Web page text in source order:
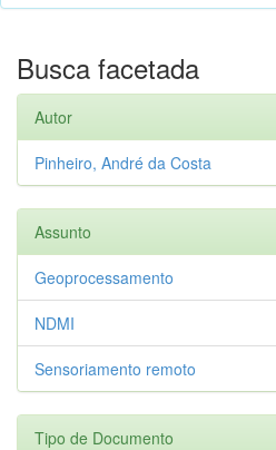
Busca facetada
Autor
Pinheiro, André da Costa
Assunto
Geoprocessamento
NDMI
Sensoriamento remoto
Tipo de Documento